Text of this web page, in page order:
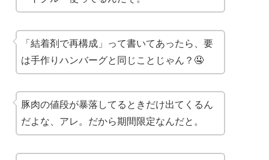
「結着剤で再構成」って書いてあったら、要
は手作りハンバーグと同じことじゃん？🤤
豚肉の値段が暴落してるときだけ出てくるん
だよな、アレ。だから期間限定なんだと。